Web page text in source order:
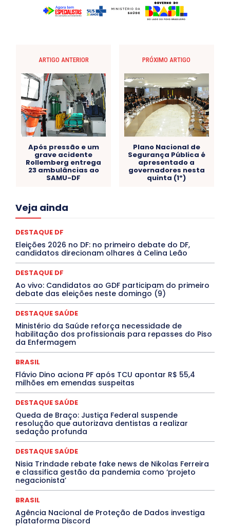
ARTIGO ANTERIOR
Após pressão e um
grave acidente
Rollemberg entrega
23 ambulâncias ao
SAMU-DF
PRÓXIMO ARTIGO
Plano Nacional de
Segurança Pública é
apresentado a
governadores nesta
quinta (1º)
Veja ainda
Acre
Congressuanas & Esplanadumas
Covid-19
Crônica Política Crônicas
Cultura e Tal
DANÇA Dengue
Denuncia
DESTAQUE BRASIL
DESTAQUE DF
DESTAQUE SAÚDE
DESTAQUES OUTROS
ELEIÇÕES
EMPREGO E OPORTUNIDADES
ENTORNO
Especial
Espírito Santo ESPORTE
EVENTOS
EXPOSIÇÃO Featured
Febre Amarela
INTELIGÊNCIA ARTIFICIAL
INTERNACIONAL
Jogos Online
JUDICIÁRIO LITERATURA
Maranhão
Marburg
Mato Grosso
Mato Grosso do Sul
MEIO AMBIENTE
Minas Gerais MOBILIDADE
MPOX
MÚSICA
PROCESSO SELETIVO
PUBLIEDITORIAL
QUALIFICAÇÃO PROFISSIONAL
Santa Catarina
Saúde Agora
SEGURANÇA
Soltando o Verbo
TÁ FROID?
TEATRO TECNOLOGIA
Tocantins
DESTAQUE DF
Eleições 2026 no DF: no primeiro debate do DF,
candidatos direcionam olhares à Celina Leão
DESTAQUE DF
Ao vivo: Candidatos ao GDF participam do primeiro
debate das eleições neste domingo (9)
DESTAQUE SAÚDE
Ministério da Saúde reforça necessidade de
habilitação dos profissionais para repasses do Piso
da Enfermagem
BRASIL
Flávio Dino aciona PF após TCU apontar R$ 55,4
milhões em emendas suspeitas
DESTAQUE SAÚDE
Queda de Braço: Justiça Federal suspende
resolução que autorizava dentistas a realizar
sedação profunda
DESTAQUE SAÚDE
Nisia Trindade rebate fake news de Nikolas Ferreira
e classifica gestão da pandemia como ‘projeto
negacionista’
BRASIL
Agência Nacional de Proteção de Dados investiga
plataforma Discord